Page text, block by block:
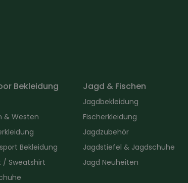
Bekleidung
& Westen
Bekleidung
/ Sweatshirt
Jagd & Fischen
Jagdbekleidung
Fischerkleidung
Jagdzubehör
Jagdstiefel & Jagdschuhe
Jagd Neuheiten